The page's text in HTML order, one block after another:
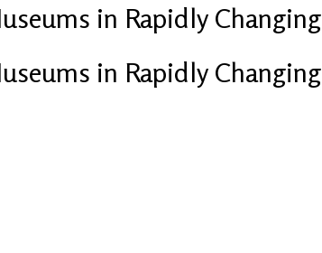
in Rapidly Changing
in Rapidly Changing